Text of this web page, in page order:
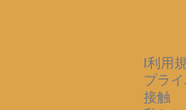
l利用
プラ
接触